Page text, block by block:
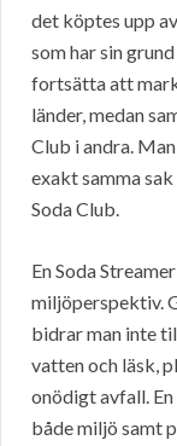
det köptes upp
som har sin
fortsätta att
länder, medan
Club i andra.
exakt samma
Soda Club.
En Soda
miljöperspektiv.
bidrar man inte
vatten och läsk,
onödigt avfall. En
både miljö samt